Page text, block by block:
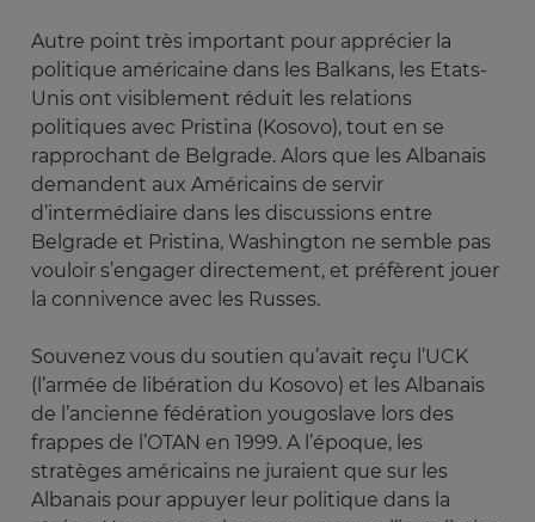
Autre point très important pour apprécier la
politique américaine dans les Balkans, les Etats-
Unis ont visiblement réduit les relations
politiques avec Pristina (Kosovo), tout en se
rapprochant de Belgrade. Alors que les Albanais
demandent aux Américains de servir
d’intermédiaire dans les discussions entre
Belgrade et Pristina, Washington ne semble pas
vouloir s’engager directement, et préfèrent jouer
la connivence avec les Russes.
Souvenez vous du soutien qu’avait reçu l’UCK
(l’armée de libération du Kosovo) et les Albanais
de l’ancienne fédération yougoslave lors des
frappes de l’OTAN en 1999. A l’époque, les
stratèges américains ne juraient que sur les
Albanais pour appuyer leur politique dans la